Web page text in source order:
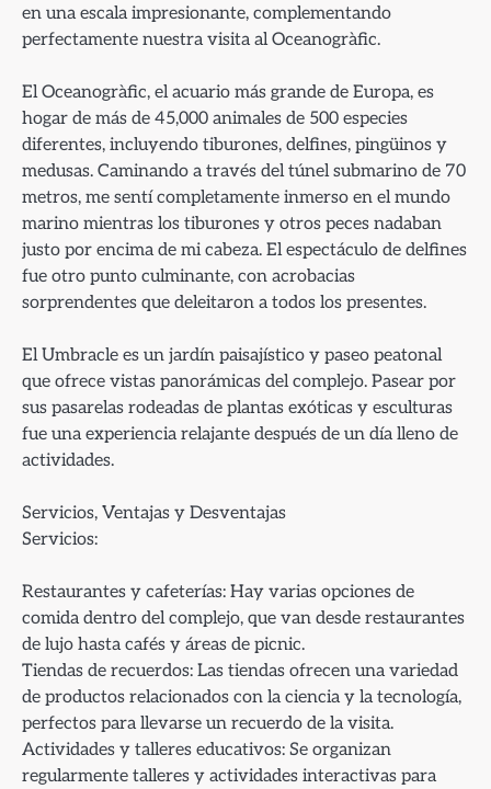
en una escala impresionante, complementando
perfectamente nuestra visita al Oceanogràfic.
El Oceanogràfic, el acuario más grande de Europa, es
hogar de más de 45,000 animales de 500 especies
diferentes, incluyendo tiburones, delfines, pingüinos y
medusas. Caminando a través del túnel submarino de 70
metros, me sentí completamente inmerso en el mundo
marino mientras los tiburones y otros peces nadaban
justo por encima de mi cabeza. El espectáculo de delfines
fue otro punto culminante, con acrobacias
sorprendentes que deleitaron a todos los presentes.
El Umbracle es un jardín paisajístico y paseo peatonal
que ofrece vistas panorámicas del complejo. Pasear por
sus pasarelas rodeadas de plantas exóticas y esculturas
fue una experiencia relajante después de un día lleno de
actividades.
Servicios, Ventajas y Desventajas
Servicios:
Restaurantes y cafeterías: Hay varias opciones de
comida dentro del complejo, que van desde restaurantes
de lujo hasta cafés y áreas de picnic.
Tiendas de recuerdos: Las tiendas ofrecen una variedad
de productos relacionados con la ciencia y la tecnología,
perfectos para llevarse un recuerdo de la visita.
Actividades y talleres educativos: Se organizan
regularmente talleres y actividades interactivas para